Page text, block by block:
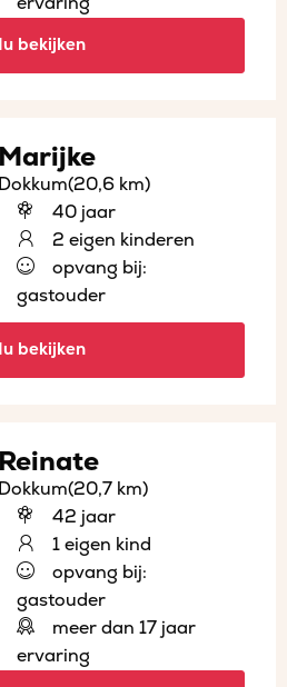
bekijken
Marijke
Dokkum(20,6 km)
40 jaar
2 eigen kinderen
opvang bij:
gastouder
bekijken
Reinate
Dokkum(20,7 km)
42 jaar
1 eigen kind
opvang bij:
gastouder
meer dan 17 jaar
ervaring